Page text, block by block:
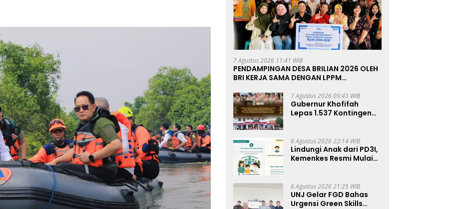
7 Agustus 2026 11:41 WIB
PENDAMPINGAN DESA BRILIAN 2026 OLEH
BRI KERJA SAMA DENGAN LPPM
PURWOKERTO
7 Agustus 2026 09:43 WIB
Gubernur Khofifah
Lepas 1.537 Kontingen
Pesankan Pererat
Persaudaraan, Perkuat
Persatuan dan
6 Agustus 2026 22:14 WIB
Lindungi Anak dari PD3I,
Kemenkes Resmi Mulai
6 Agustus 2026 21:25 WIB
UNJ Gelar FGD Bahas
Urgensi Green Skills